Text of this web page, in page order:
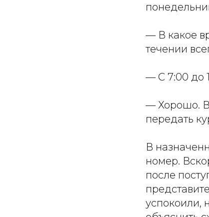
— В какое
течении
— С 7:00 до
— Хорошо.
передать
В
номер.
после
успокоили,